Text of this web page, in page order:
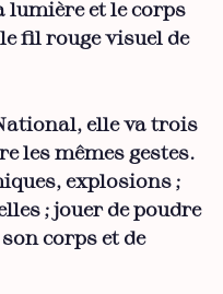
lumière et le corps
fil rouge visuel de
elle va trois
les mêmes gestes.
explosions ;
; jouer de poudre
corps et de